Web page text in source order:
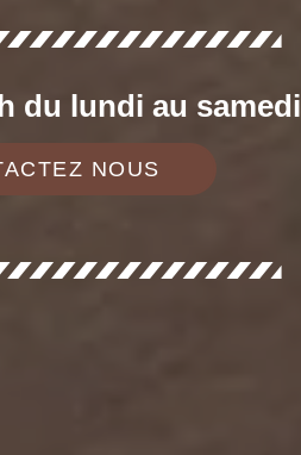
du lundi au samedi
NOUS